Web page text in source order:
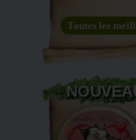
Toutes les